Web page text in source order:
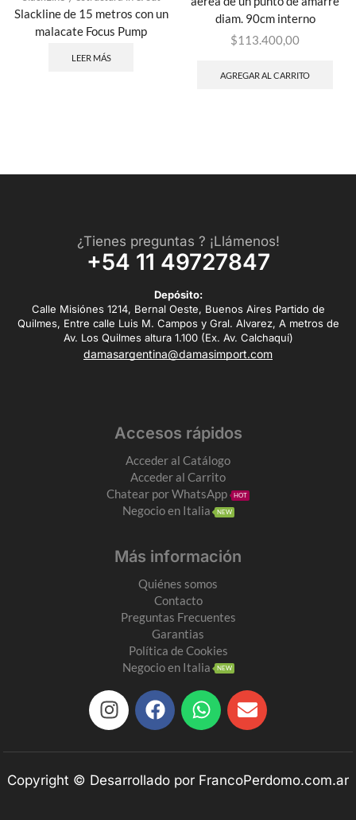
Slackline de 15 metros con un
malacate Focus Pump
LEER MÁS
diam. 90cm interno
$113.400,00
AGREGAR AL CARRITO
¿Tienes preguntas ? ¡Llámenos!
+54 11 49727847
Depósito:
Calle Misiónes 1214, Bernal Oeste, Buenos Aires Partido de
Quilmes, Entre calle Luis M. Campos y Gral. Alvarez, A metros de
Av. Los Quilmes altura 1.100 (Ex. Av. Calchaquí)
damasargentina@damasimport.com
Accesos rápidos
Acceder al Catálogo
Acceder al Carrito
Chatear por WhatsApp
HOT
Negocio en Italia NEW
Más información
Quiénes somos
Contacto
Preguntas Frecuentes
Garantias
Política de Cookies
Negocio en Italia
NEW
Copyright © Desarrollado por FrancoPerdomo.com.ar